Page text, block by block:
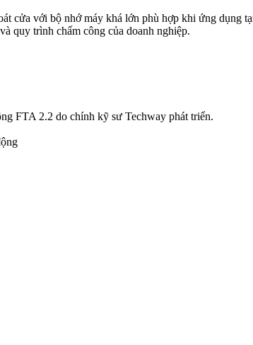
cửa với bộ nhớ máy khá lớn phù hợp khi ứng dụng
quy trình chấm công của doanh nghiệp.
FTA 2.2 do chính kỹ sư Techway phát triển.